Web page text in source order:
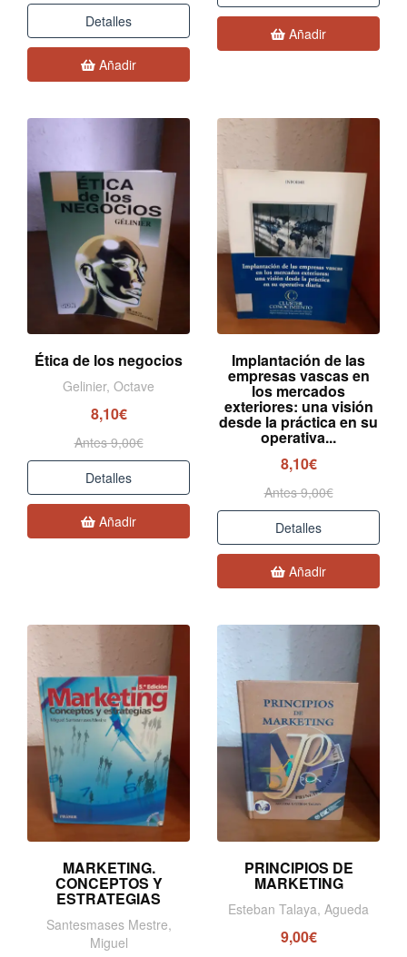
Detalles
Añadir
Añadir
Ética de los negocios
Gelinier, Octave
8,10€
Antes 9,00€
Detalles
Añadir
Implantación de las
empresas vascas en
los mercados
exteriores: una visión
desde la práctica en su
operativa...
8,10€
Antes 9,00€
Detalles
Añadir
MARKETING.
CONCEPTOS Y
ESTRATEGIAS
Santesmases Mestre,
Miguel
PRINCIPIOS DE
MARKETING
Esteban Talaya, Agueda
9,00€